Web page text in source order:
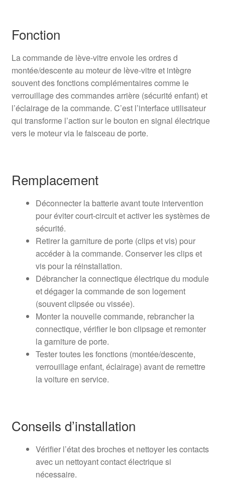
Fonction
La commande de lève-vitre envoie les ordres d
montée/descente au moteur de lève-vitre et intègre
souvent des fonctions complémentaires comme le
verrouillage des commandes arrière (sécurité enfant) et
l’éclairage de la commande. C’est l’interface utilisateur
qui transforme l’action sur le bouton en signal électrique
vers le moteur via le faisceau de porte.
Remplacement
Déconnecter la batterie avant toute intervention
pour éviter court-circuit et activer les systèmes de
sécurité.
Retirer la garniture de porte (clips et vis) pour
accéder à la commande. Conserver les clips et
vis pour la réinstallation.
Débrancher la connectique électrique du module
et dégager la commande de son logement
(souvent clipsée ou vissée).
Monter la nouvelle commande, rebrancher la
connectique, vérifier le bon clipsage et remonter
la garniture de porte.
Tester toutes les fonctions (montée/descente,
verrouillage enfant, éclairage) avant de remettre
la voiture en service.
Conseils d’installation
Vérifier l’état des broches et nettoyer les contacts
avec un nettoyant contact électrique si
nécessaire.